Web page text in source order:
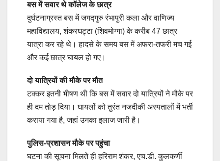
बस में सवार थे कॉलेज के छात्र
दुर्घटनाग्रस्त बस में जगद्गुरु रंभापुरी कला और वाणिज्य
महाविद्यालय, शंकरघट्टा (शिवमोग्गा) के करीब 47 छात्र
यात्रा कर रहे थे। हादसे के समय बस में अफरा-तफरी मच गई
और कई छात्र घायल हो गए।
दो यात्रियों की मौके पर मौत
टक्कर इतनी भीषण थी कि बस में सवार दो यात्रियों ने मौके पर
ही दम तोड़ दिया। घायलों को तुरंत नजदीकी अस्पतालों में भर्ती
कराया गया है, जहां उनका इलाज जारी है।
पुलिस-प्रशासन मौके पर पहुंचा
घटना की सूचना मिलते ही हरिराम शंकर, एच.डी. कुलकर्णी